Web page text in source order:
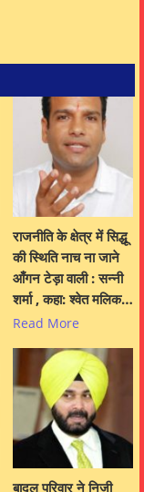
राजनीति के क्षेत्र में सिद्धू
की स्थिति नाच ना जाने
आँगन टेड़ा वाली : सन्नी
शर्मा , कहा: श्वेत मलिक…
Read More
बादल परिवार ने निजी